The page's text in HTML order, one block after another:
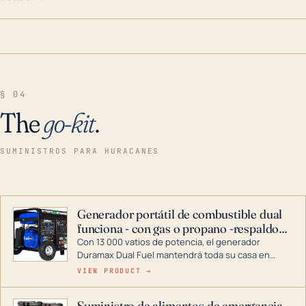
§ 04
Thego-kit.
SUMINISTROS PARA HURACANES
Generador portátil de combustible dual
funciona - con gas o propano -respaldo
para el hogar
Con 13 000 vatios de potencia, el generador
Duramax Dual Fuel mantendrá toda su casa en
funcionamiento durante una tormenta o un corte
VIEW PRODUCT →